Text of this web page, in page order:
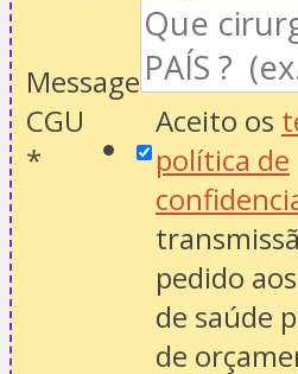
Message
CGU
*
Aceito os
política de
pedido
de saúde
de